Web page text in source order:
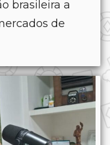
brasileira a
de